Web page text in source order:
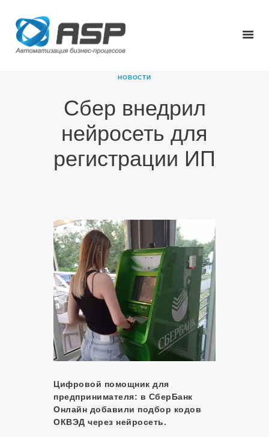
НОВОСТИ
Сбер внедрил
нейросеть для
регистрации ИП
ГЛАВНАЯ
О КОМПАНИИ
НОВОСТИ
КОНТАКТЫ
Цифровой помощник для
предпринимателя: в СберБанк
Онлайн добавили подбор кодов
ОКВЭД через нейросеть.